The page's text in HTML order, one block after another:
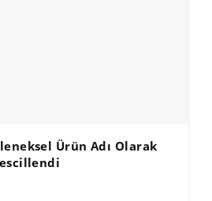
Ürün Adı Olarak